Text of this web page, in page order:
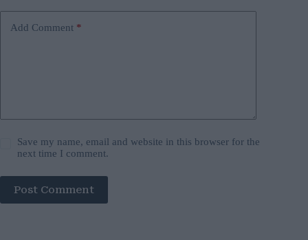
Add Comment *
Save my name, email and website in this browser for the
next time I comment.
Post Comment